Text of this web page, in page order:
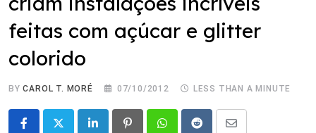
feitas com açúcar e glitter
colorido
BYCAROL T. MORÉ 07/10/2012 LESS THAN A MINUTE